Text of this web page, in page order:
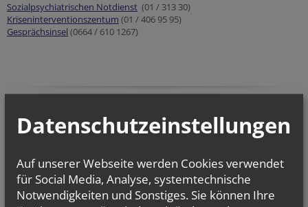
Sozialpsychiatrischen Notdienst (01 / 313 30)
Kriseninterventionszentum (01 / 406 95 95)
Gesprächsinsel (0664 / 610 1267)
Datenschutzeinstellungen
Auf unserer Webseite werden Cookies verwendet
für Social Media, Analyse, systemtechnische
Notwendigkeiten und Sonstiges. Sie können Ihre